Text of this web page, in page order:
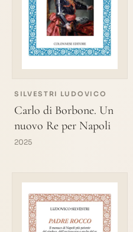
SILVESTRI LUDOVICO
Carlo di Borbone. Un
nuovo Re per Napoli
2025